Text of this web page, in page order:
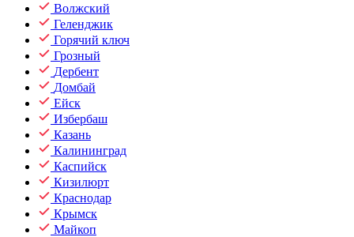
Волжский
Геленджик
Горячий ключ
Грозный
Дербент
Домбай
Ейск
Избербаш
Казань
Калининград
Каспийск
Кизилюрт
Краснодар
Крымск
Майкоп